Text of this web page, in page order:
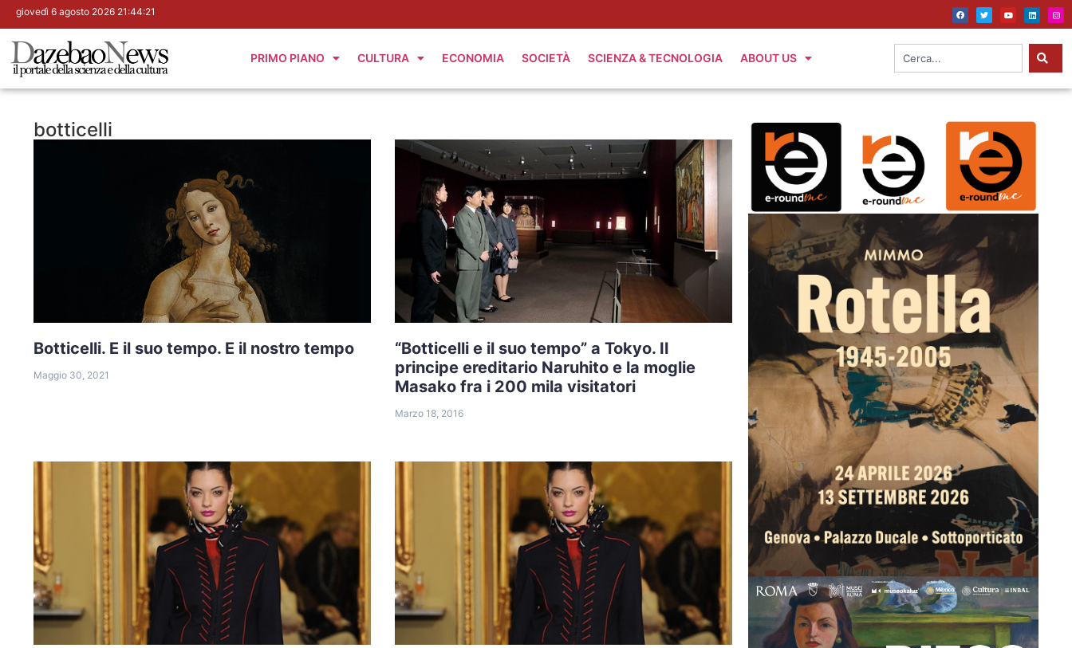
giovedì 6 agosto 2026 21:44:22
PRIMO PIANO CULTURA ECONOMIA SOCIETÀ SCIENZA & TECNOLOGIA ABOUT US
botticelli
Botticelli. E il suo tempo. E il nostro tempo
Maggio 30, 2021
“Botticelli e il suo tempo” a Tokyo. Il
principe ereditario Naruhito e la moglie
Masako fra i 200 mila visitatori
Marzo 18, 2016